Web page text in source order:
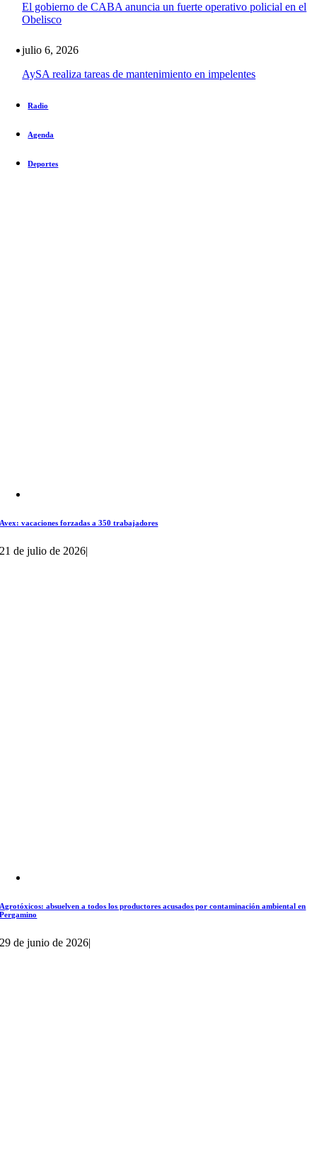
El gobierno de CABA anuncia un fuerte operativo policial en el
Obelisco
julio 6, 2026
AySA realiza tareas de mantenimiento en impelentes
Radio
Agenda
Deportes
Avex: vacaciones forzadas a 350 trabajadores
21 de julio de 2026|
Agrotóxicos: absuelven a todos los productores acusados por contaminación ambiental en
Pergamino
29 de junio de 2026|